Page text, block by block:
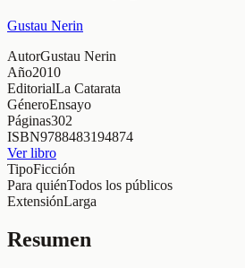
Gustau Nerin
AutorGustau Nerin
Año2010
EditorialLa Catarata
GéneroEnsayo
Páginas302
ISBN9788483194874
Ver libro
TipoFicción
Para quiénTodos los públicos
ExtensiónLarga
Resumen